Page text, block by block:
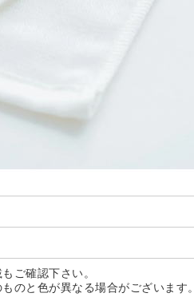
ご確認下さい。
のと色が異なる場合がございます。